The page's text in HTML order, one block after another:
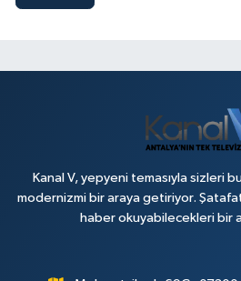
Kanal V, yepyeni temasıyla sizleri
modernizmi bir araya getiriyor.
haber okuyabilecekleri bir